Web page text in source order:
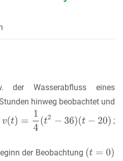
der Wasserabfluss eines
hinweg beobachtet und
;
der Beobachtung